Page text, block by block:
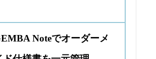
Noteでオーダーメ